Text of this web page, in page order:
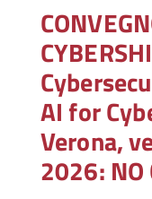
AI for
Verona,
2026: NO